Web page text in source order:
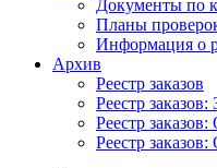
Документы по
Планы
Информация о
Архив
Реестр заказов
Реестр
Реестр
Реестр